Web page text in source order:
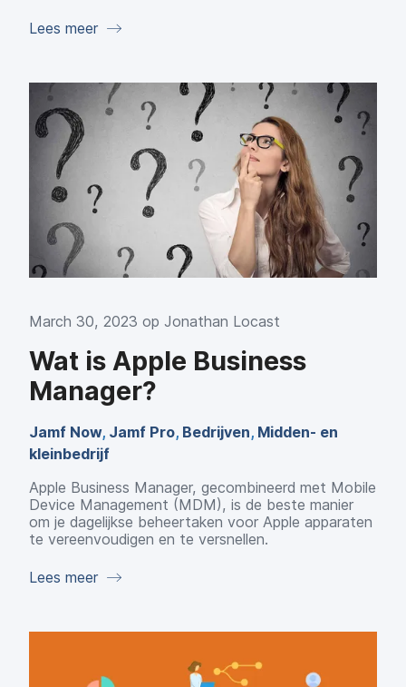
Lees meer
March 30, 2023 op Jonathan Locast
Wat is Apple Business
Manager?
Jamf Now, Jamf Pro, Bedrijven, Midden- en
kleinbedrijf
Apple Business Manager, gecombineerd met Mobile
Device Management (MDM), is de beste manier
om je dagelijkse beheertaken voor Apple apparaten
te vereenvoudigen en te versnellen.
Lees meer